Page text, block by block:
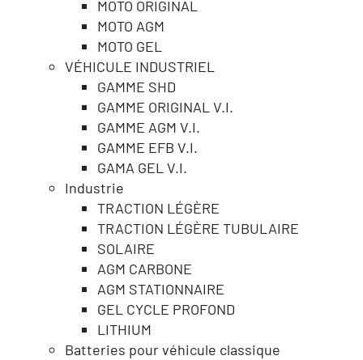
MOTO ORIGINAL
MOTO AGM
MOTO GEL
VÉHICULE INDUSTRIEL
GAMME SHD
GAMME ORIGINAL V.I.
GAMME AGM V.I.
GAMME EFB V.I.
GAMA GEL V.I.
Industrie
TRACTION LÉGÈRE
TRACTION LÉGÈRE TUBULAIRE
SOLAIRE
AGM CARBONE
AGM STATIONNAIRE
GEL CYCLE PROFOND
LITHIUM
Batteries pour véhicule classique